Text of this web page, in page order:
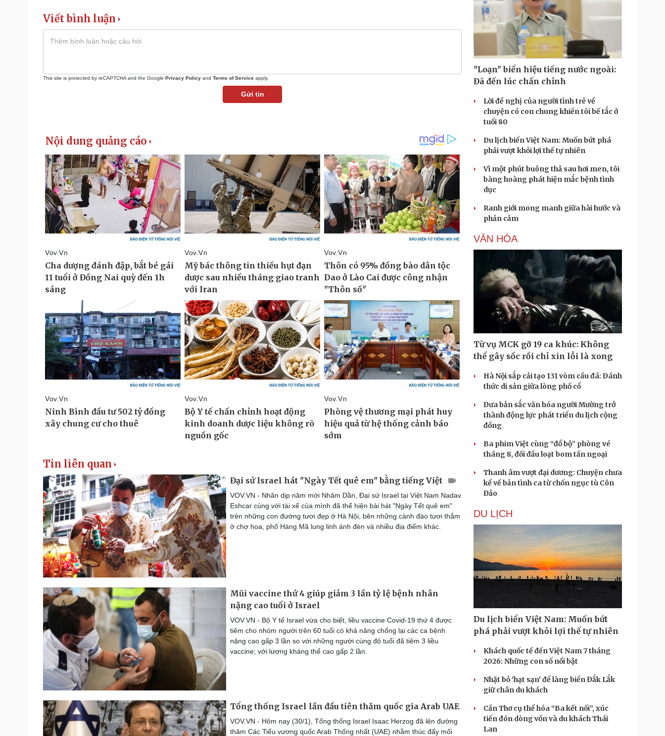
Viết bình luận
This site is protected by reCAPTCHA and the Google Privacy Policy and Terms of Service apply.
Gửi tin
Tin liên quan
Đại sứ Israel hát "Ngày Tết quê em" bằng tiếng Việt
VOV.VN - Nhân dịp năm mới Nhâm Dần, Đại sứ Israel tại Việt Nam Nadav
Eshcar cùng với tài xế của mình đã thể hiện bài hát "Ngày Tết quê em"
trên những con đường tươi đẹp ở Hà Nội, bên những cành đào tươi thắm
ở chợ hoa, phố Hàng Mã lung linh ánh đèn và nhiều địa điểm khác.
Mũi vaccine thứ 4 giúp giảm 3 lần tỷ lệ bệnh nhân
nặng cao tuổi ở Israel
VOV.VN - Bộ Y tế Israel vừa cho biết, liều vaccine Covid-19 thứ 4 được
tiêm cho nhóm người trên 60 tuổi có khả năng chống lại các ca bệnh
nặng cao gấp 3 lần so với những người cùng độ tuổi đã tiêm 3 liều
vaccine; với lượng kháng thể cao gấp 2 lần.
Tổng thống Israel lần đầu tiên thăm quốc gia Arab UAE
VOV.VN - Hôm nay (30/1), Tổng thống Israel Isaac Herzog đã lên đường
thăm Các Tiểu vương quốc Arab Thống nhất (UAE) nhằm thúc đẩy mối
"Loạn" biển hiệu tiếng nước ngoài:
Đã đến lúc chấn chỉnh
Lời đề nghị của người tình trẻ về
chuyện có con chung khiến tôi bế tắc ở
tuổi 80
Du lịch biển Việt Nam: Muốn bứt phá
phải vượt khỏi lợi thế tự nhiên
Vì một phút buông thả sau hơi men, tôi
bàng hoàng phát hiện mắc bệnh tình
dục
Ranh giới mong manh giữa hài hước và
phản cảm
VĂN HÓA
Từ vụ MCK gỡ 19 ca khúc: Không
thể gây sốc rồi chỉ xin lỗi là xong
Hà Nội sắp cải tạo 131 vòm cầu đá: Đánh
thức di sản giữa lòng phố cổ
Đưa bản sắc văn hóa người Mường trở
thành động lực phát triển du lịch cộng
đồng
Ba phim Việt cùng “đổ bộ” phòng vé
tháng 8, đối đầu loạt bom tấn ngoại
Thanh âm vượt đại dương: Chuyện chưa
kể về bản tình ca từ chốn ngục tù Côn
Đảo
DU LỊCH
Du lịch biển Việt Nam: Muốn bứt
phá phải vượt khỏi lợi thế tự nhiên
Khách quốc tế đến Việt Nam 7 tháng
2026: Những con số nổi bật
Nhặt bỏ 'hạt sạn' để làng biển Đắk Lắk
giữ chân du khách
Cần Thơ cụ thể hóa “Ba kết nối”, xúc
tiến đón dòng vốn và du khách Thái
Lan